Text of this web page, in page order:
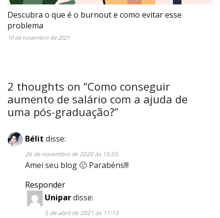
Descubra o que é o burnout e como evitar esse
problema
10 de novembro de 2021
2 thoughts on “Como conseguir
aumento de salário com a ajuda de
uma pós-graduação?”
Bélit disse:
26 de novembro de 2020 às 15:55
Amei seu blog 🙂 Parabéns!!!
Responder
Unipardisse:
5 de abril de 2021 às 11:13